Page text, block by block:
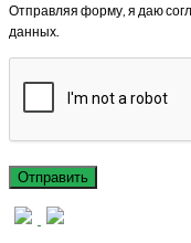
Отправляя форму, я даю
данных.